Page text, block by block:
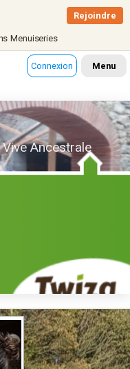
Menuiseries
Rejoindre
Connexion Menu
Ancestrale